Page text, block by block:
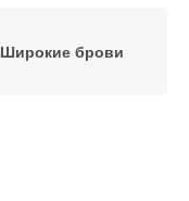
Широкие брови